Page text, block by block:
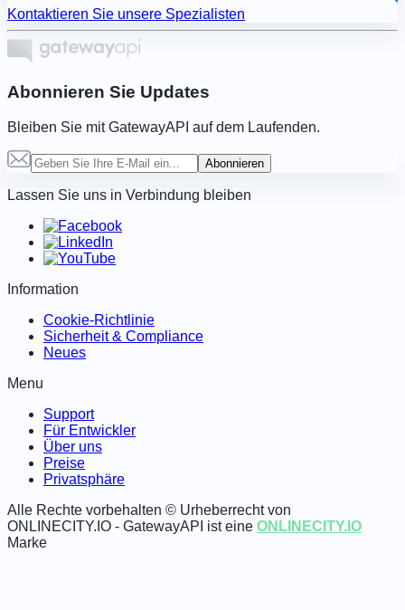
Kontaktieren Sie unsere Spezialisten
Abonnieren Sie Updates
Bleiben Sie mit GatewayAPI auf dem Laufenden.
Abonnieren
Lassen Sie uns in Verbindung bleiben
Information
Cookie-Richtlinie
Sicherheit & Compliance
Neues
Menu
Support
Für Entwickler
Über uns
Preise
Privatsphäre
Alle Rechte vorbehalten © Urheberrecht von
ONLINECITY.IO - GatewayAPI ist eine ONLINECITY.IO
Marke